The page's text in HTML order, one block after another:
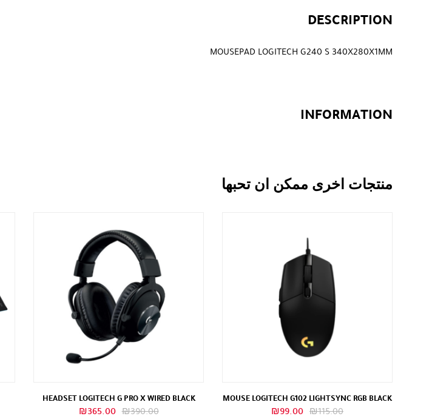
DESCRIPTION
MOUSEPAD LOGITECH G240 S 340X280X1MM
INFORMATION
منتجات اخرى ممكن ان تحبها
MOUSE LOGITECH G102 LIGHTSYNC RGB BLACK
₪115.00
السعر₪99.00
HEADSET LOGITECH G PRO X WIRED BLACK
₪390.00
السعر ₪365.00